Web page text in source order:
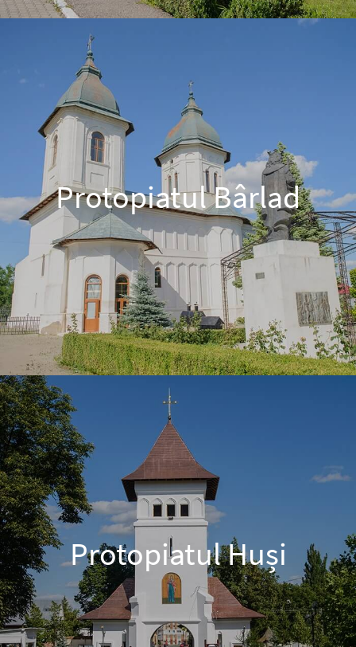
Protopiatul Bârlad
Protopiatul Huși